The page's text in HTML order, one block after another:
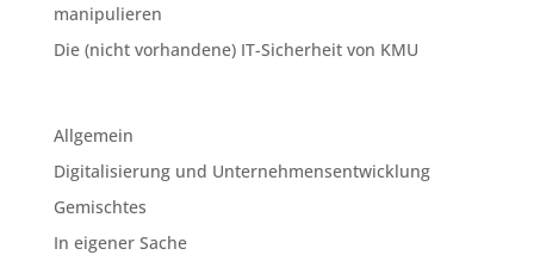
manipulieren
Die (nicht vorhandene) IT-Sicherheit von KMU
Allgemein
Digitalisierung und Unternehmensentwicklung
Gemischtes
In eigener Sache